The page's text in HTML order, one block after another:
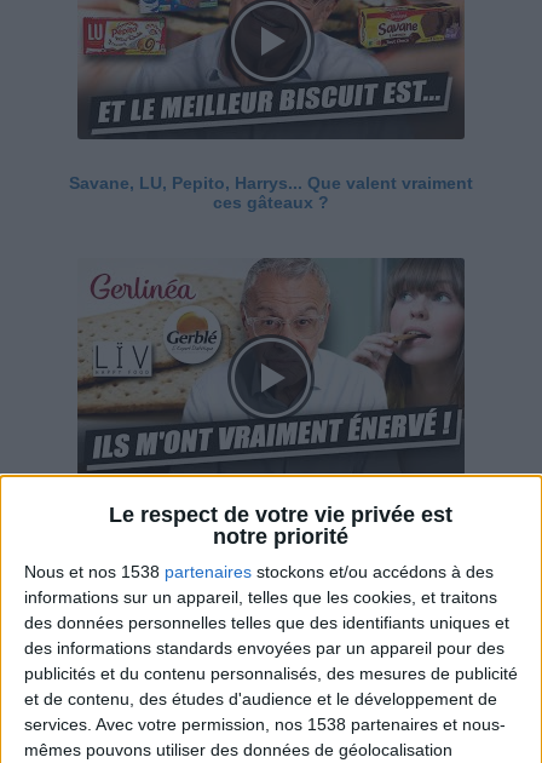
Le respect de votre vie privée est
notre priorité
Nous et nos 1538 partenaires stockons et/ou accédons à des
informations sur un appareil, telles que les cookies, et traitons
des données personnelles telles que des identifiants uniques et
des informations standards envoyées par un appareil pour des
publicités et du contenu personnalisés, des mesures de publicité
et de contenu, des études d'audience et le développement de
services. Avec votre permission, nos 1538 partenaires et nous-
mêmes pouvons utiliser des données de géolocalisation
Savane, LU, Pepito, Harrys... Que valent vraiment
ces gâteaux ?
Ces marques diététiques : c'est n'importe quoi !
Webinaires en direct Voir tout